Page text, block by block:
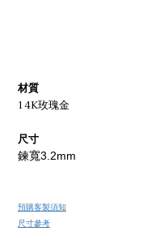
材質
14K玫瑰金
尺寸
鍊寬3.2mm
預購客製須知
尺寸參考